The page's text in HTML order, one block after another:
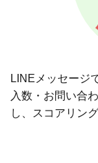
LINEメッセージ
入数・お問い合
し、スコアリン